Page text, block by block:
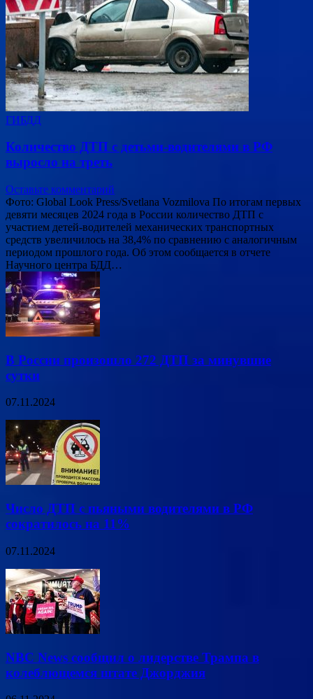
ГИБДД
Количество ДТП с детьми-водителями в РФ
выросло на треть
Оставьте комментарий
Фото: Global Look Press/Svetlana Vozmilova По итогам первых
девяти месяцев 2024 года в России количество ДТП с
участием детей-водителей механических транспортных
средств увеличилось на 38,4% по сравнению с аналогичным
периодом прошлого года. Об этом сообщается в отчете
Научного центра БДД…
В России произошло 272 ДТП за минувшие
сутки
07.11.2024
Число ДТП с пьяными водителями в РФ
сократилось на 11%
07.11.2024
NBC News сообщил о лидерстве Трампа в
колеблющемся штате Джорджия